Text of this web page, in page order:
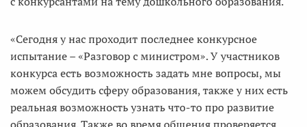
«Сегодня у нас проходит последнее конкурсное
испытание – «Разговор с министром». У участников
конкурса есть возможность задать мне вопросы, мы
можем обсудить сферу образования, также у них есть
реальная возможность узнать что-то про развитие